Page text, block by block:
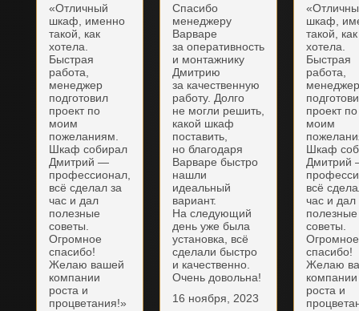
«Отличный
шкаф, именно
такой, как
хотела.
Быстрая
работа,
менеджер
подготовил
проект по
моим
пожеланиям.
Шкаф собирал
Дмитрий —
профессионал,
всё сделал за
час и дал
полезные
советы.
Огромное
спасибо!
Желаю вашей
компании
роста и
процветания!»
Спасибо
менеджеру
Варваре
за оперативность
и монтажнику
Дмитрию
за качественную
работу. Долго
не могли решить,
какой шкаф
поставить,
но благодаря
Варваре быстро
нашли
идеальный
вариант.
На следующий
день уже была
установка, всё
сделали быстро
и качественно.
Очень довольна!
16 ноября, 2023
шкаф,
такой, как
хотела.
Быстрая
работа,
проект по
моим
Шкаф
Дмитрий
всё
час и дал
полезные
советы.
Огромное
спасибо!
Желаю
компании
роста и